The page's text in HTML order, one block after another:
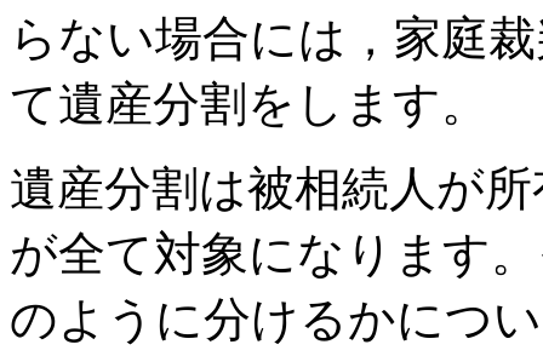
らない場合には，家庭
て遺産分割をします。
遺産分割は被相続人が
が全て対象になります
のように分けるかにつ